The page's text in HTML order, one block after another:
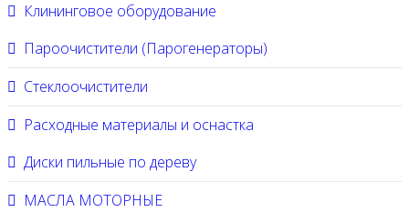
Клининговое оборудование
Пароочистители (Парогенераторы)
Стеклоочистители
Расходные материалы и оснастка
Диски пильные по дереву
МАСЛА МОТОРНЫЕ